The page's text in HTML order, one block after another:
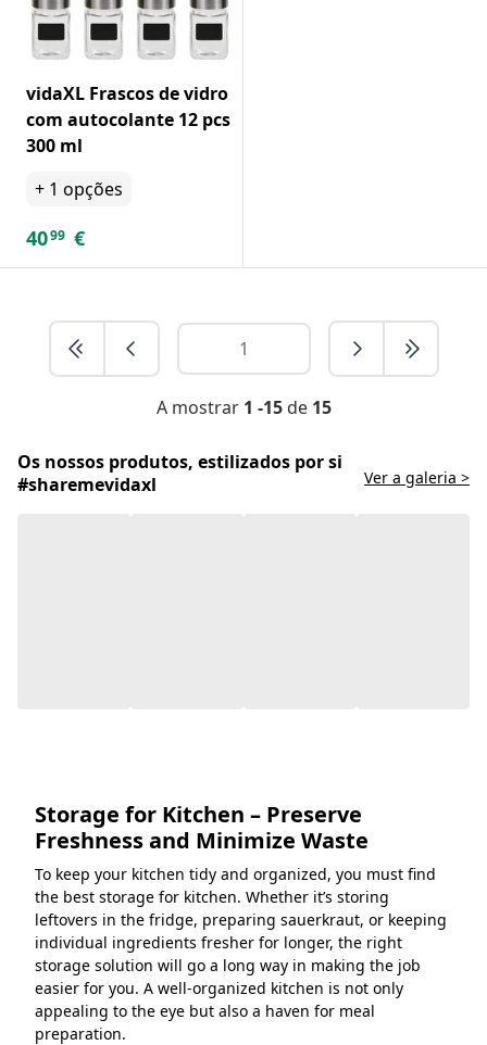
vidaXL Frascos de vidro
com autocolante 12 pcs
300 ml
+ 1 opções
4099 €
A mostrar 1 -15de 15
Os nossos produtos, estilizados por si
#sharemevidaxl
Ver a galeria >
Storage for Kitchen – Preserve
Freshness and Minimize Waste
To keep your kitchen tidy and organized, you must find
the best storage for kitchen. Whether it’s storing
leftovers in the fridge, preparing sauerkraut, or keeping
individual ingredients fresher for longer, the right
storage solution will go a long way in making the job
easier for you. A well-organized kitchen is not only
appealing to the eye but also a haven for meal
preparation.